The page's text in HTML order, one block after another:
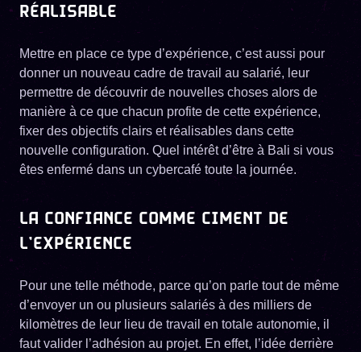
RÉALISABLE
​Mettre en place ce type d’expérience, c’est aussi pour
donner un nouveau cadre de travail au salarié, leur
permettre de découvrir de nouvelles choses alors de
manière à ce que chacun profite de cette expérience,
fixer des objectifs clairs et réalisables dans cette
nouvelle configuration. Quel intérêt d’être à Bali si vous
êtes enfermé dans un cybercafé toute la journée.
LA CONFIANCE COMME CIMENT DE
L’EXPÉRIENCE
Pour une telle méthode, parce qu’on parle tout de même
d’envoyer un ou plusieurs salariés à des milliers de
kilomètres de leur lieu de travail en totale autonomie, il
faut valider l’adhésion au projet. En effet, l’idée derrière